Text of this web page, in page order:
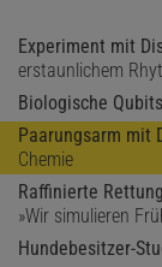
Experiment mit
erstaunlichem
Biologische Qubits
Paarungsarm mit
Chemie
Raffinierte
»Wir simulieren
Hundebesitzer-